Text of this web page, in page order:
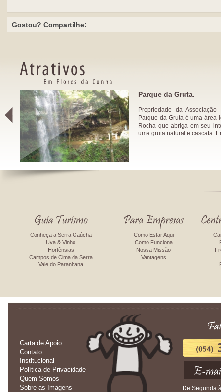
Gostou? Compartilhe:
Parque da Gruta.
Propriedade da
Parque da Gruta é uma área
Rocha que abriga em seu
uma gruta natural e cascata.
Conheça a Serra Gaúcha
Uva & Vinho
Hortênsias
Campos de Cima da Serra
Vale do Paranhana
Como Estar Aqui
Como Funciona
Nossa Missão
Vantagens
Carta de Apoio
Contato
Institucional
Política de Privacidade
Quem Somos
Sobre as Imagens
De Segunda